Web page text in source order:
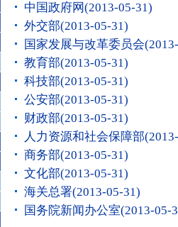
中国政府网(2013-05-31)
外交部(2013-05-31)
国家发展与改革委员会
教育部(2013-05-31)
科技部(2013-05-31)
公安部(2013-05-31)
财政部(2013-05-31)
人力资源和社会保障部
商务部(2013-05-31)
文化部(2013-05-31)
海关总署(2013-05-31)
国务院新闻办公室(2013-05-